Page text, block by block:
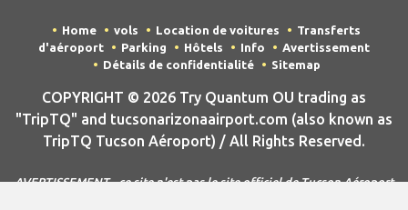
Home vols Location de voitures
Transferts
d'aéroport
Parking Hôtels Info
Avertissement
Détails de confidentialité
Sitemap
COPYRIGHT © 2026 Try Quantum OU trading as
"TripTQ" and tucsonarizonaairport.com (also known as
TripTQ Tucson Aéroport) / All Rights Reserved.
AVERTISSEMENT - ce site n'est pas le site officiel de Tucson Aéroport